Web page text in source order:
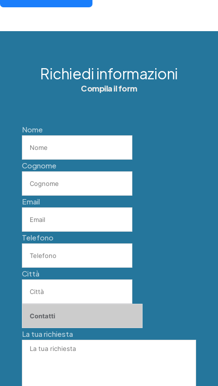
Richiedi informazioni
Compila il form
Nome
Cognome
Email
Telefono
Città
La tua richiesta